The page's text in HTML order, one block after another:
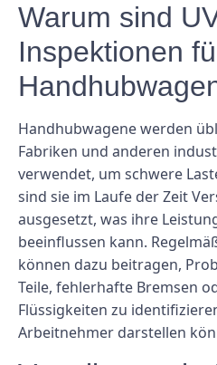
Warum sind
Inspektionen
Handhubwagene werden
Fabriken und anderen
verwendet, um schwere
sind sie im Laufe der Zeit
ausgesetzt, was ihre
beeinflussen kann.
können dazu beitragen,
Teile, fehlerhafte Bremsen
Flüssigkeiten zu
Arbeitnehmer darstellen